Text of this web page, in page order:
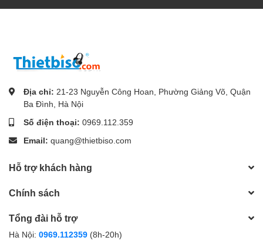
Địa chỉ: 21-23 Nguyễn Công Hoan, Phường Giảng Võ, Quận
Ba Đình, Hà Nội
Số điện thoại: 0969.112.359
Email: quang@thietbiso.com
Hỗ trợ khách hàng
Chính sách
Tổng đài hỗ trợ
Hà Nội: 0969.112359 (8h-20h)